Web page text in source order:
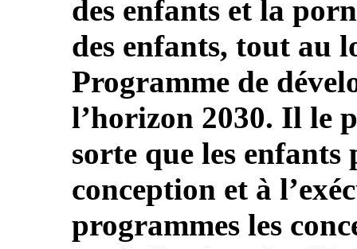
des enfants et la
des enfants, tout au
Programme de
l’horizon 2030. Il le
sorte que les
conception et à
programmes les